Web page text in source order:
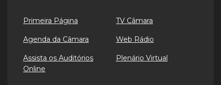
Primeira Página
Agenda da Câmara
Assista os Auditórios
Online
TV Câmara
Web Rádio
Plenário Virtual